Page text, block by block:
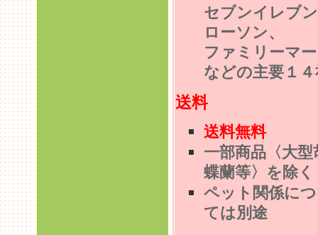
セブンイレブ
ローソン、
ファミリーマ
などの主要１
送料
送料無料
一部商品〈大型
蝶蘭等〉を除く
ペット関係に
ては別途